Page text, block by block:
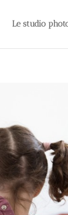
Le studio